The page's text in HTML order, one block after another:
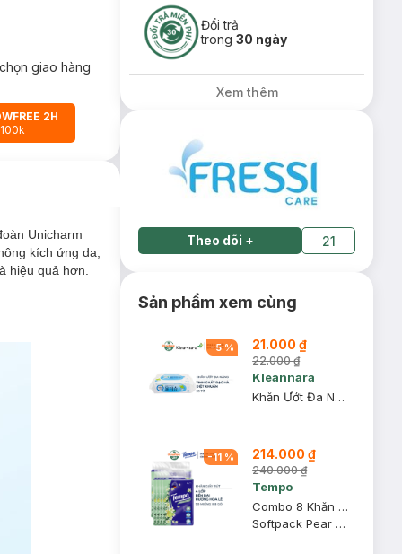
giao hàng
2H
Unicharm
kích ứng da,
hiệu quả hơn.
Đổi trả
trong30 ngày
Xem thêm
Theo dõi + 21
Sản phẩm xem cùng
-5% 21.000 ₫
22.000 ₫
Kleannara
Khăn Ướt Đa Năng Kleannara Tinh Chất Bạc Hà 30 Tờ
-11 % 214.000 ₫
240.000 ₫
Tempo
Combo 8 Khăn Giấy Rút Tempo Hương Hoa Lê 4 Lớp 90 Miếng/Gói
Softpack Pear Blossom